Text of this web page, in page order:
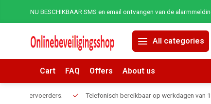
NU BESCHIKBAAR SMS en email ontvangen van de
All categories
Cart FAQ Offers About us
Telefonisch bereikbaar op werkdagen van 13:00 tot 17:00